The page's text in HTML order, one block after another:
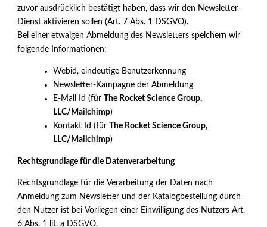
zuvor ausdrücklich bestätigt haben, dass wir den Newsletter-
Dienst aktivieren sollen (Art. 7 Abs. 1 DSGVO).
Bei einer etwaigen Abmeldung des Newsletters speichern wir
folgende Informationen:
Webid, eindeutige Benutzerkennung
Newsletter-Kampagne der Abmeldung
E-Mail Id (für
The Rocket Science Group,
LLC/Mailchimp)
Kontakt Id (für
The Rocket Science Group,
LLC/Mailchimp)
Rechtsgrundlage für die Datenverarbeitung
Rechtsgrundlage für die Verarbeitung der Daten nach
Anmeldung zum Newsletter und der Katalogbestellung durch
den Nutzer ist bei Vorliegen einer Einwilligung des Nutzers Art.
6 Abs. 1 lit. a DSGVO.